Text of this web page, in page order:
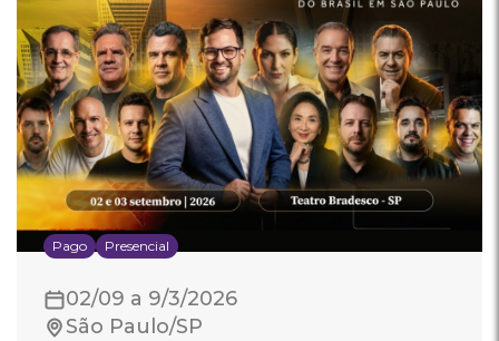
Pago Presencial
02/09 a 9/3/2026
São Paulo/SP